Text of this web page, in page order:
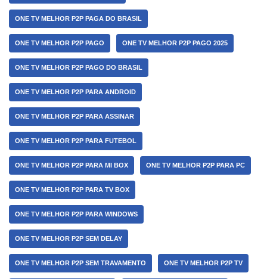
ONE TV MELHOR P2P PAGA DO BRASIL
ONE TV MELHOR P2P PAGO ONE TV MELHOR P2P PAGO 2025
ONE TV MELHOR P2P PAGO DO BRASIL
ONE TV MELHOR P2P PARA ANDROID
ONE TV MELHOR P2P PARA ASSINAR
ONE TV MELHOR P2P PARA FUTEBOL
ONE TV MELHOR P2P PARA MI BOX ONE TV MELHOR P2P PARA PC
ONE TV MELHOR P2P PARA TV BOX
ONE TV MELHOR P2P PARA WINDOWS
ONE TV MELHOR P2P SEM DELAY
ONE TV MELHOR P2P SEM TRAVAMENTO ONE TV MELHOR P2P TV